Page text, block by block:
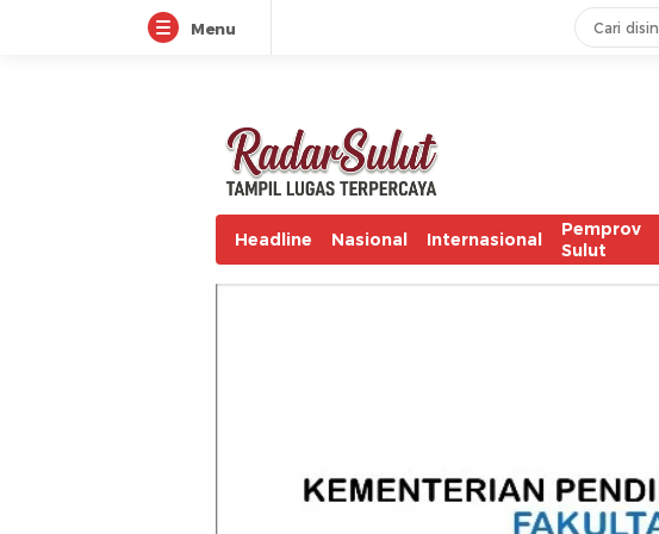
Menu
radarsulut.com
Headline Nasional Internasional
Pemprov
Sulut